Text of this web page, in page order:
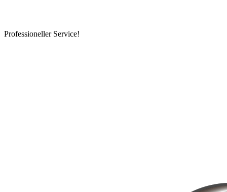
Professioneller Service!